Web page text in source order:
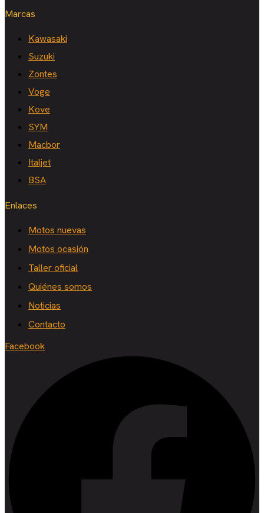
Marcas
Kawasaki
Suzuki
Zontes
Voge
Kove
SYM
Macbor
Italjet
BSA
Enlaces
Motos nuevas
Motos ocasión
Taller oficial
Quiénes somos
Noticias
Contacto
Facebook